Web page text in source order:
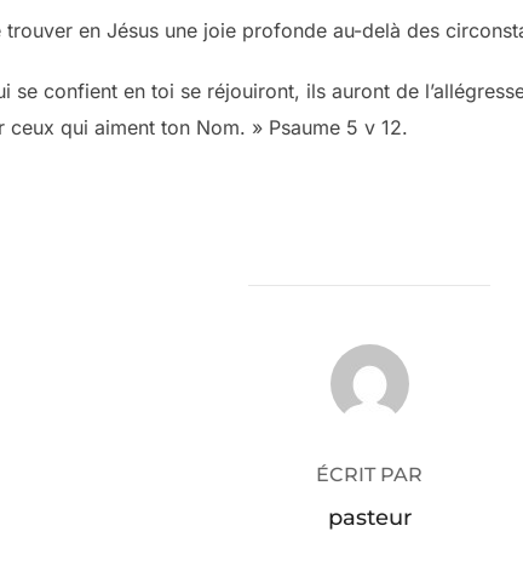
en Jésus une joie profonde au-delà des
se confient en toi se réjouiront, ils auront de
ceux qui aiment ton Nom. » Psaume 5 v 12.
AUTEUR DE LA PUBLICATION
ÉCRIT PAR
pasteur